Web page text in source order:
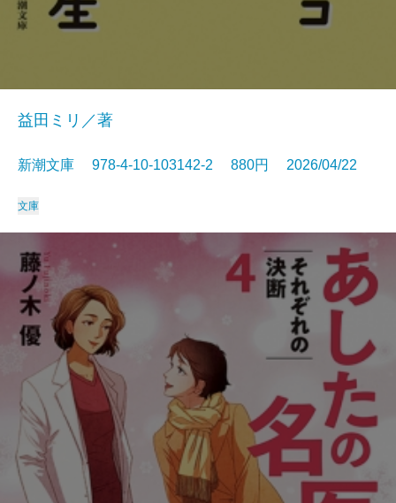
益田ミリ／著
新潮文庫 978-4-10-103142-2 880円 2026/04/22
文庫